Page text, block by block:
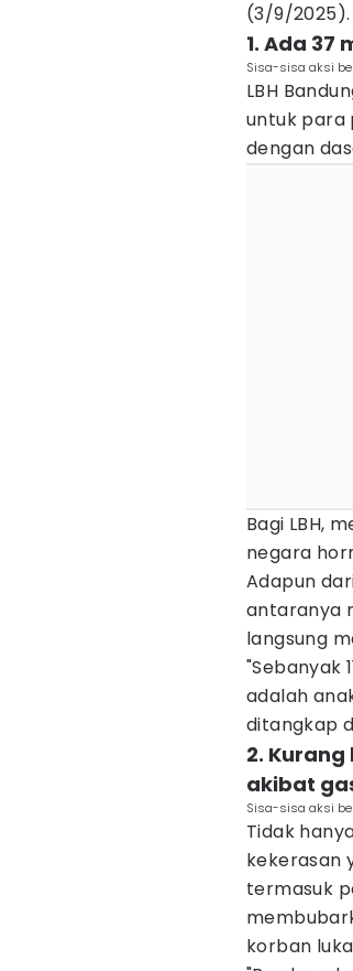
(3/9/2025).
1. Ada
Sisa-sisa aksi
LBH
untuk para
dengan
Bagi LBH,
negara
Adapun
antaranya
langsung
"Sebanyak
adalah
ditangkap
2.
akibat
Sisa-sisa aksi
Tidak
kekerasan
termasuk
korban